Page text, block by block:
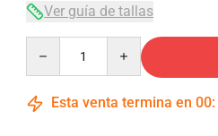
Ver guía de tallas
Esta venta termina en 00: